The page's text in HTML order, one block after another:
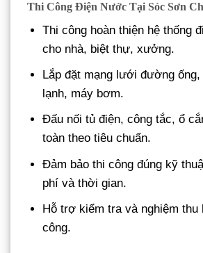
Thi Công Điện Nước Tại Sóc Sơn
Thi công hoàn thiện hệ thống
cho nhà, biệt thự, xưởng.
Lắp đặt mạng lưới đường
lạnh, máy bơm.
Đấu nối tủ điện, công tắc, ổ
toàn theo tiêu chuẩn.
Đảm bảo thi công đúng kỹ
phí và thời gian.
Hỗ trợ kiểm tra và nghiệm thu
công.